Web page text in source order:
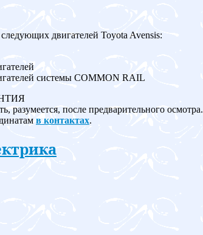
двигателей Toyota Avensis:
системы COMMON RAIL
разумеется, после предварительного осмотра.
в контактах.